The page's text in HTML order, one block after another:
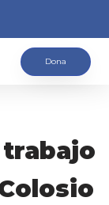
Dona
trabajo